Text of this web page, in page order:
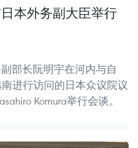
本外务副大臣举行
部长阮明宇在河内与自
南进行访问的日本众议院议
Komura举行会谈。